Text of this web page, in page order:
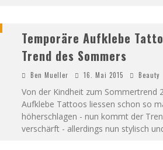
Temporäre Aufklebe
Trend des Sommers
Ben Mueller 16. Mai 2015 Beauty
Von der Kindheit zum Sommertrend
Aufklebe Tattoos liessen schon so
höherschlagen - nun kommt der
verschärft - allerdings nun stylisch